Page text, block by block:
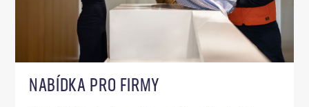
NABÍDKA PRO FIRMY